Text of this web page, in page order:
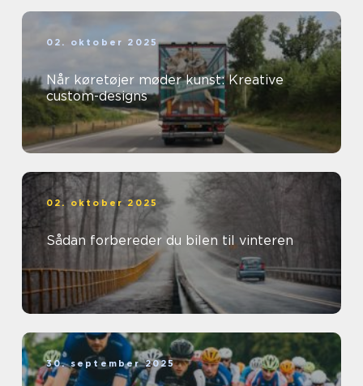
02. oktober 2025
Når køretøjer møder kunst: Kreative
custom-designs
02. oktober 2025
Sådan forbereder du bilen til vinteren
30. september 2025